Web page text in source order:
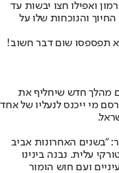
ואפילו חצו יבשות עד
והנוכחות שלו על
מהלך חדש שיחליף את
מי ייכנס לנעליו של אחד
"בשנים האחרונות אביב
עלית. נבנה בינינו
ועם חוש הומור